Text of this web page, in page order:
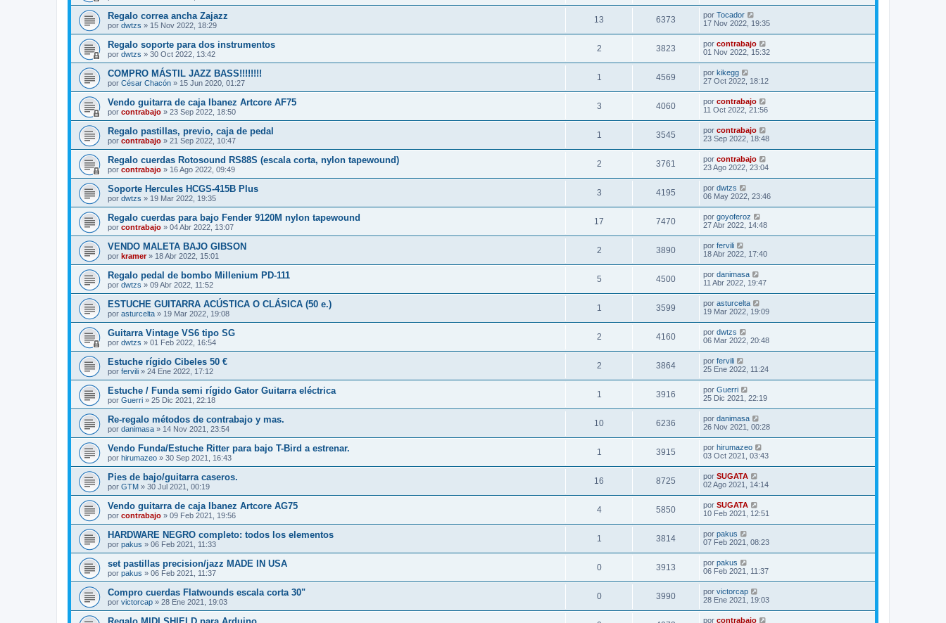
Regalo correa ancha Zajazz
por dwtzs » 15 Nov 2022, 18:29
13 6373 por Tocador
17 Nov 2022, 19:35
Regalo soporte para dos instrumentos
por dwtzs » 30 Oct 2022, 13:42
2 3823 por contrabajo
01 Nov 2022, 15:32
COMPRO MÁSTIL JAZZ BASS!!!!!!!!
por César Chacón » 15 Jun 2020, 01:27
1 4569 por kikegg
27 Oct 2022, 18:12
Vendo guitarra de caja Ibanez Artcore AF75
por contrabajo » 23 Sep 2022, 18:50
3 4060 por contrabajo
11 Oct 2022, 21:56
Regalo pastillas, previo, caja de pedal
por contrabajo » 21 Sep 2022, 10:47
1 3545 por contrabajo
23 Sep 2022, 18:48
Regalo cuerdas Rotosound RS88S (escala corta, nylon tapewound)
por contrabajo » 16 Ago 2022, 09:49
2 3761 por contrabajo
23 Ago 2022, 23:04
Soporte Hercules HCGS-415B Plus
por dwtzs » 19 Mar 2022, 19:35
3 4195 por dwtzs
06 May 2022, 23:46
Regalo cuerdas para bajo Fender 9120M nylon tapewound
por contrabajo » 04 Abr 2022, 13:07
17 7470 por goyoferoz
27 Abr 2022, 14:48
VENDO MALETA BAJO GIBSON
por kramer» 18 Abr 2022, 15:01
2 3890 por fervili
18 Abr 2022, 17:40
Regalo pedal de bombo Millenium PD-111
por dwtzs » 09 Abr 2022, 11:52
5 4500 por danimasa
11 Abr 2022, 19:47
ESTUCHE GUITARRA ACÚSTICA O CLÁSICA (50 e.)
por asturcelta » 19 Mar 2022, 19:08
1 3599 por asturcelta
19 Mar 2022, 19:09
Guitarra Vintage VS6 tipo SG
por dwtzs » 01 Feb 2022, 16:54
2 4160 por dwtzs
06 Mar 2022, 20:48
Estuche rígido Cibeles 50 €
por fervili » 24 Ene 2022, 17:12
2 3864 por fervili
25 Ene 2022, 11:24
Estuche / Funda semi rígido Gator Guitarra eléctrica
por Guerri » 25 Dic 2021, 22:18
1 3916 por Guerri
25 Dic 2021, 22:19
Re-regalo métodos de contrabajo y mas.
por danimasa » 14 Nov 2021, 23:54
10 6236 por danimasa
26 Nov 2021, 00:28
Vendo Funda/Estuche Ritter para bajo T-Bird a estrenar.
por hirumazeo » 30 Sep 2021, 16:43
1 3915 por hirumazeo
03 Oct 2021, 03:43
Pies de bajo/guitarra caseros.
por GTM » 30 Jul 2021, 00:19
16 8725 por SUGATA
02 Ago 2021, 14:14
Vendo guitarra de caja Ibanez Artcore AG75
por contrabajo » 09 Feb 2021, 19:56
4 5850 por SUGATA
10 Feb 2021, 12:51
HARDWARE NEGRO completo: todos los elementos
por pakus » 06 Feb 2021, 11:33
1 3814 por pakus
07 Feb 2021, 08:23
set pastillas precision/jazz MADE IN USA
por pakus » 06 Feb 2021, 11:37
0 3913 por pakus
06 Feb 2021, 11:37
Compro cuerdas Flatwounds escala corta 30"
por victorcap » 28 Ene 2021, 19:03
0 3990 por victorcap
28 Ene 2021, 19:03
por contrabajo